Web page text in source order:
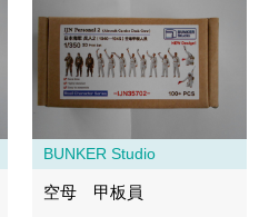
BUNKER Studio
空母 甲板員